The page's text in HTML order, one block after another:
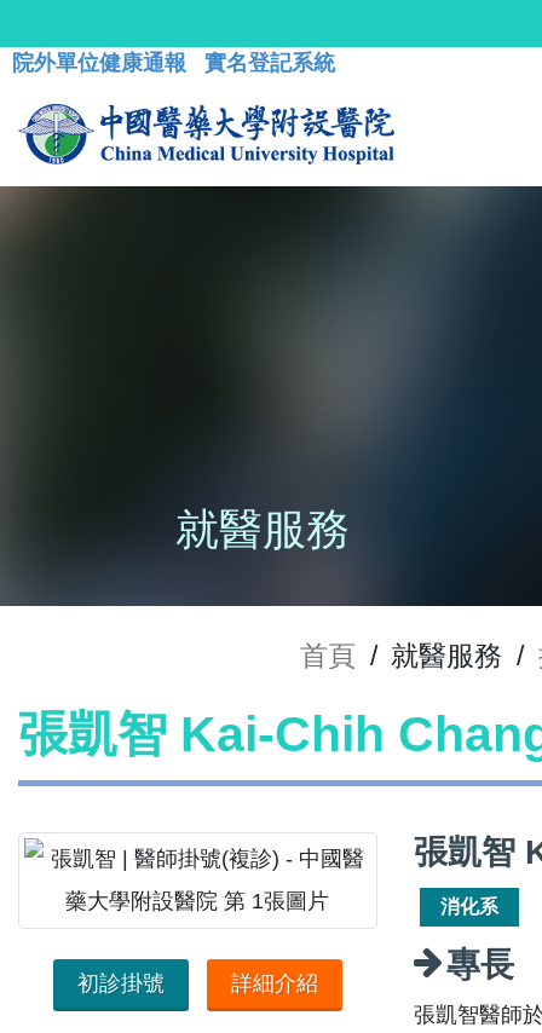
院外單位健康通報 實名登記系統
就醫服務
首頁 / 就醫服務 /
張凱智 Kai-Chih
初診掛號 詳細介紹
張凱智
消化系
專長
張凱智醫師